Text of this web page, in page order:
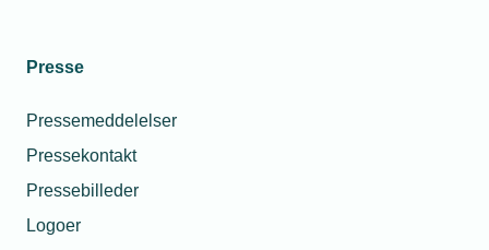
Presse
Pressemeddelelser
Pressekontakt
Pressebilleder
Logoer